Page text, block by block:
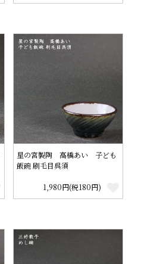
星の宮製陶 高橋あい 子ども
飯碗 刷毛目呉須
1,980円(税180円)